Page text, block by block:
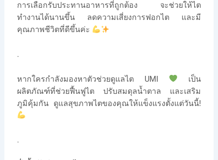
การเลือกรับประทานอาหารที่ถูกต้อง จะช่วยให้ไต
ทำงานได้นานขึ้น ลดความเสี่ยงการฟอกไต และมี
คุณภาพชีวิตที่ดีขึ้นค่ะ
.
หากใครกำลังมองหาตัวช่วยดูแลไต UMI
เป็น
ผลิตภัณฑ์ที่ช่วยฟื้นฟูไต ปรับสมดุลน้ำตาล และเสริม
ภูมิคุ้มกัน ดูแลสุขภาพไตของคุณให้แข็งแรงตั้งแต่วันนี้!
.